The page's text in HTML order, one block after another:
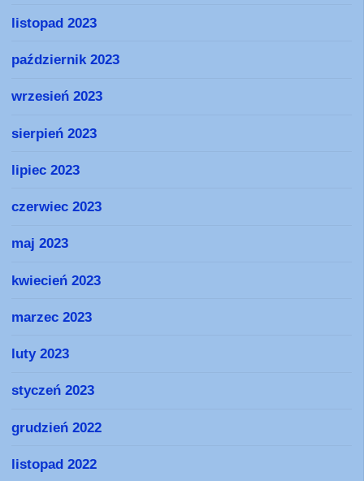
listopad 2023
październik 2023
wrzesień 2023
sierpień 2023
lipiec 2023
czerwiec 2023
maj 2023
kwiecień 2023
marzec 2023
luty 2023
styczeń 2023
grudzień 2022
listopad 2022